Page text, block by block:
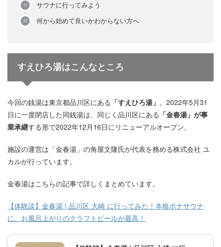
サウナに行ってみよう
何から始めて良いかわからない方へ
すえひろ湯はこんなところ
今回の銭湯は東京都品川区にある 「すえひろ湯」 。2022年5月31
日に一度閉店した同銭湯は、同じく品川区にある 「金春湯」が事
業承継する形で2022年12月16日にリニューアルオープン。
施設の運営は「金春湯」の角屋文隆氏が代表を務める株式会社 ユ
カルが行っています。
金春湯はこちらの記事で詳しくまとめています。
【体験談】金春湯 | 品川区 大崎 に行ってみた！本格ボナサウナ
に、お風呂上がりのクラフトビールが最高！